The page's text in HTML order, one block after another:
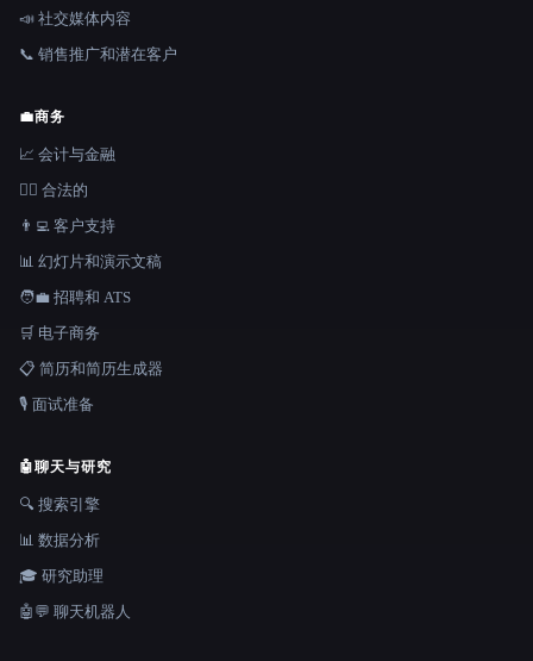
📣 社交媒体内容
📞 销售推广和潜在客户
💼商务
📈 会计与金融
👩‍⚖️ 合法的
👨‍💻 客户支持
📊 幻灯片和演示文稿
🧑‍💼 招聘和 ATS
🛒 电子商务
📋 简历和简历生成器
🎙️ 面试准备
🤖聊天与研究
🔍 搜索引擎
📊 数据分析
🎓 研究助理
🤖💬 聊天机器人